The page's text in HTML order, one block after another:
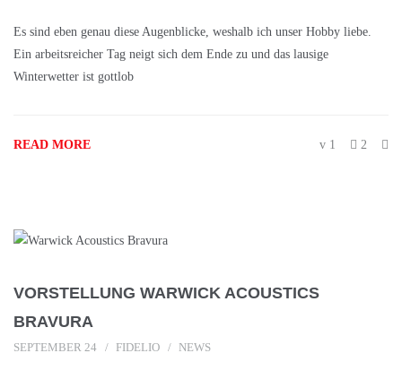
Es sind eben genau diese Augenblicke, weshalb ich unser Hobby liebe.
Ein arbeitsreicher Tag neigt sich dem Ende zu und das lausige
Winterwetter ist gottlob
READ MORE 1 2
VORSTELLUNG WARWICK ACOUSTICS
BRAVURA
SEPTEMBER 24 FIDELIO NEWS